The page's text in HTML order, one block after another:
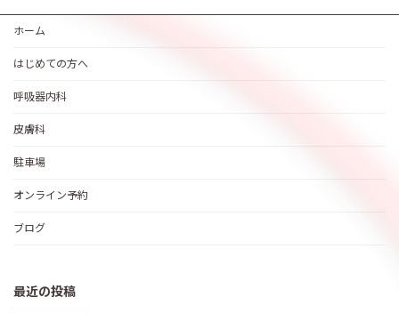
ホーム
はじめての方へ
呼吸器内科
皮膚科
駐車場
オンライン予約
ブログ
最近の投稿